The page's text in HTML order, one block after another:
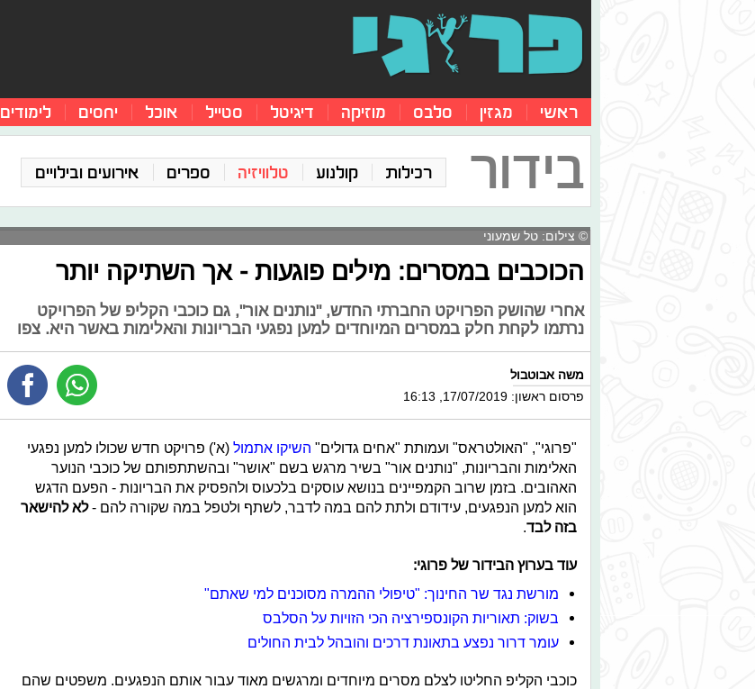
ראשי מגזין סלבס מוזיקה דיגיטל סטייל אוכל יחסים לימודים
בידור רכילות קולנוע טלוויזיה ספרים אירועים ובילויים
© צילום: טל שמעוני
הכוכבים במסרים: מילים פוגעות - אך השתיקה יותר
אחרי שהושק הפרויקט החברתי החדש, "נותנים אור", גם כוכבי הקליפ של הפרויקט
נרתמו לקחת חלק במסרים המיוחדים למען נפגעי הבריונות והאלימות באשר היא. צפו
משה אבוטבול
פרסום ראשון: 17/07/2019, 16:13
"פרוגי", "האולטראס" ועמותת "אחים גדולים" השיקו אתמול (א') פרויקט חדש שכולו למען נפגעי
האלימות והבריונות, "נותנים אור" בשיר מרגש בשם "אושר" ובהשתתפותם של כוכבי הנוער
האהובים. בזמן שרוב הקמפיינים בנושא עוסקים בלכעוס ולהפסיק את הבריונות - הפעם הדגש
הוא למען הנפגעים, עידודם ולתת להם במה לדבר, לשתף ולטפל במה שקורה להם -לא להישאר
בזה לבד.
עוד בערוץ הבידור של פרוגי:
מורשת נגד שר החינוך: "טיפולי ההמרה מסוכנים למי שאתם"
בשוק: תאוריות הקונספירציה הכי הזויות על הסלבס
עומר דרור נפצע בתאונת דרכים והובהל לבית החולים
כוכבי הקליפ החליטו לצלם מסרים מיוחדים ומרגשים מאוד עבור אותם הנפגעים. משפטים שהם